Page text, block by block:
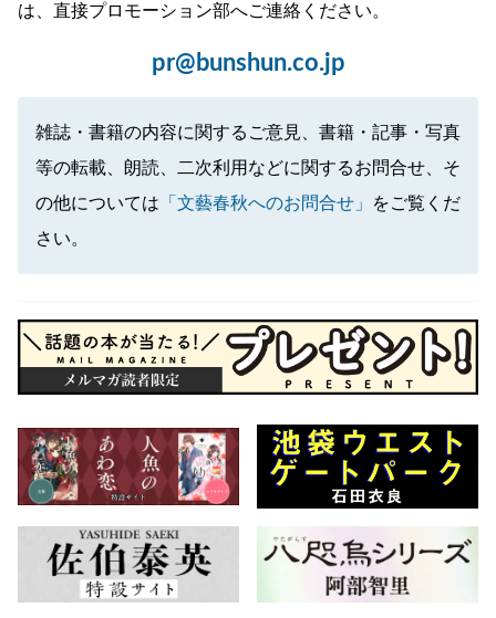
は、直接プロモーション部へご連絡ください。
pr@bunshun.co.jp
雑誌・書籍の内容に関するご意見、書籍・記事・写真
等の転載、朗読、二次利用などに関するお問合せ、そ
の他については 「文藝春秋へのお問合せ」
をご覧くだ
さい。